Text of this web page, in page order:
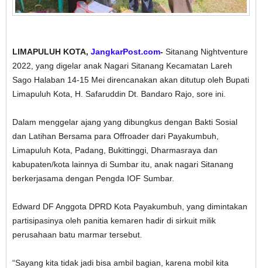
LIMAPULUH KOTA, JangkarPost.com- Sitanang Nightventure
2022, yang digelar anak Nagari Sitanang Kecamatan Lareh
Sago Halaban 14-15 Mei direncanakan akan ditutup oleh Bupati
Limapuluh Kota, H. Safaruddin Dt. Bandaro Rajo, sore ini.
Dalam menggelar ajang yang dibungkus dengan Bakti Sosial
dan Latihan Bersama para Offroader dari Payakumbuh,
Limapuluh Kota, Padang, Bukittinggi, Dharmasraya dan
kabupaten/kota lainnya di Sumbar itu, anak nagari Sitanang
berkerjasama dengan Pengda IOF Sumbar.
Edward DF Anggota DPRD Kota Payakumbuh, yang dimintakan
partisipasinya oleh panitia kemaren hadir di sirkuit milik
perusahaan batu marmar tersebut.
“Sayang kita tidak jadi bisa ambil bagian, karena mobil kita